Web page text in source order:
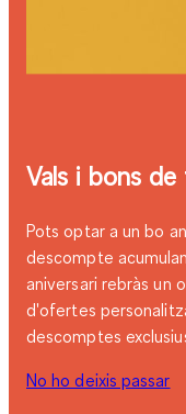
Vals i bons
Pots optar a un bo
descompte
aniversari rebràs un
d'ofertes
descomptes
No ho deixis passar